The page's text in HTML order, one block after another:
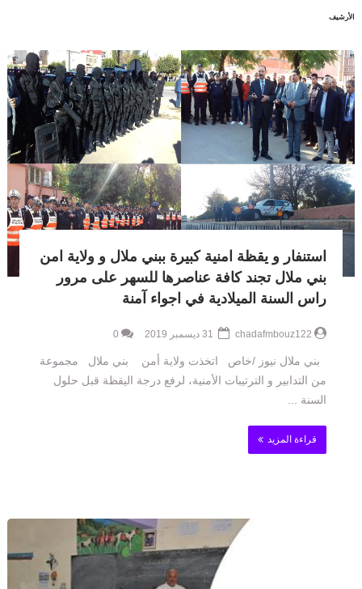
الأرشيف
استنفار و يقظة امنية كبيرة ببني ملال و ولاية امن
بني ملال تجند كافة عناصرها للسهر على مرور
راس السنة الميلادية في اجواء آمنة
chadafmbouz122
0
بني ملال نيوز /خاص اتخذت ولاية أمن بني ملال مجموعة
من التدابير و الترتيبات الأمنية، لرفع درجة اليقظة قبل حلول
السنة ...
قراءة المزيد